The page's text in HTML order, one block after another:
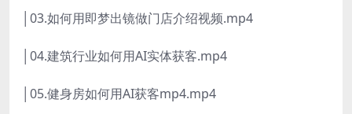
│03.如何用即梦出镜做门店介绍视频.mp4
│04.建筑行业如何用AI实体获客.mp4
│05.健身房如何用AI获客mp4.mp4